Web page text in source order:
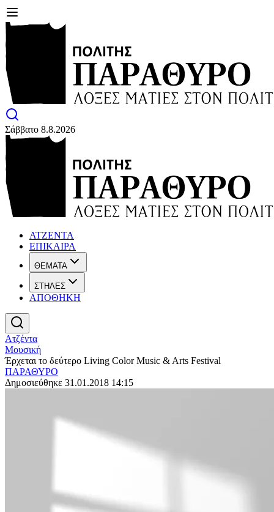
Σάββατο 8.8.2026
ΑΤΖΕΝΤΑ
ΕΠΙΚΑΙΡΑ
ΘΕΜΑΤΑ
ΣΤΗΛΕΣ
ΑΠΟΘΗΚΗ
Ατζέντα
Μουσική
Έρχεται το δεύτερο Living Color Music & Arts Festival
ΠΑΡΑΘΥΡΟ
Δημοσιεύθηκε 31.01.2018 14:15